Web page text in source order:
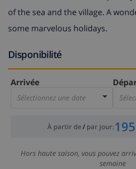
of the sea and the village. A
some marvelous holidays.
Disponibilité
Arrivée
Sélectionnez une date
À partir de/ par jour:
Hors haute saison, vous pouvez
semaine